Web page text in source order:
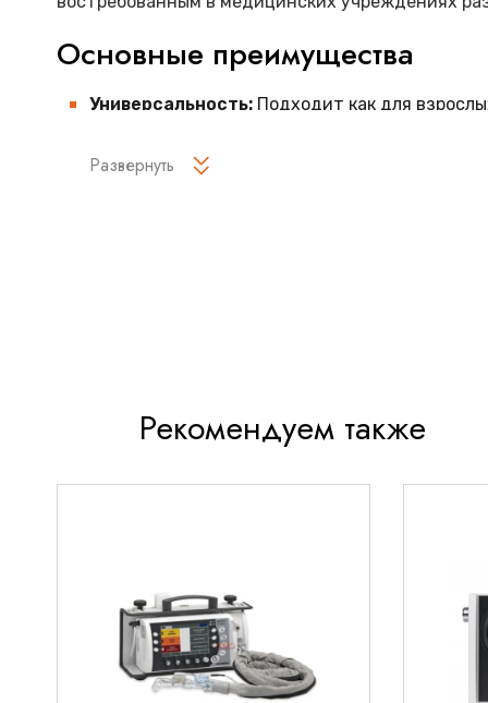
Основные преимущества
Универсальность: Подходит как для
Интуитивное управление:
Технические характеристики
Режимы вентиляции
CPAP/PSV
Ручной режим
Развернуть
Рекомендуем также